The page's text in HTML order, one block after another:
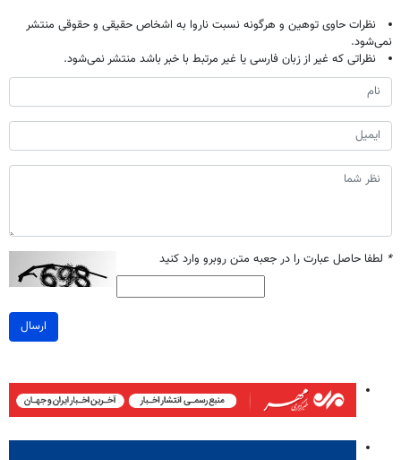
نظرات حاوی توهین و هرگونه نسبت ناروا به اشخاص حقیقی و حقوقی منتشر
نمی‌شود.
نظراتی که غیر از زبان فارسی یا غیر مرتبط با خبر باشد منتشر نمی‌شود.
* لطفا حاصل عبارت را در جعبه متن روبرو وارد کنید
ارسال